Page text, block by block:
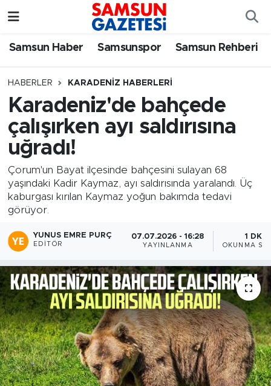
Samsun Haber Samsunspor Samsun Rehberi
HABERLER KARADENIZ HABERLERI
Karadeniz'de bahçede
çalışırken ayı saldırısına
uğradı!
Çorum'un Bayat ilçesinde bahçesini sulayan 68
yaşındaki Kadir Kaymaz, ayı saldırısında yaralandı. Üç
kaburgası kırılan Kaymaz yoğun bakımda tedavi
görüyor.
YUNUS EMRE PURÇ
EDITÖR
07.07.2026 - 16:28
YAYINLANMA
1 DK
OKUNMA
Samsun Haber
Samsun Rehberi
Resmi İlanlar
Samsun Nöbetçi Eczaneler
Samsun Hava Durumu
SAMSUN Namaz Vakitleri
Samsun Trafik Yoğunluk Haritası
Süper Lig Puan Durumu ve Fikstür
Tüm Manşetler
Son Dakika Haberleri